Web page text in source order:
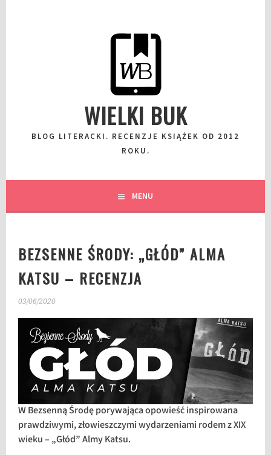
WIELKI BUK
BLOG LITERACKI. RECENZJE KSIĄŻEK OD 2012
ROKU.
MENU
BEZSENNE ŚRODY: „GŁÓD” ALMA
KATSU – RECENZJA
03/06/2020
W Bezsenną Środę porywająca opowieść inspirowana
prawdziwymi, złowieszczymi wydarzeniami rodem z XIX
wieku – „Głód” Almy Katsu.